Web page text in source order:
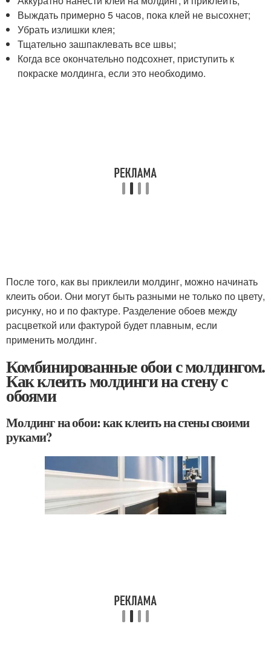
Выждать примерно 5 часов, пока клей не высохнет;
Убрать излишки клея;
Тщательно зашпаклевать все швы;
Когда все окончательно подсохнет, приступить к
покраске молдинга, если это необходимо.
После того, как вы приклеили молдинг, можно начинать
клеить обои. Они могут быть разными не только по цвету,
рисунку, но и по фактуре. Разделение обоев между
расцветкой или фактурой будет плавным, если
применить молдинг.
Комбинированные обои с молдингом.
Как клеить молдинги на стену с
обоями
Молдинг на обои: как клеить на стены своими
руками?